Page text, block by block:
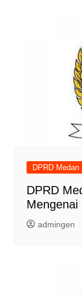
DPRD Medan
DPRD
Mengenai
admingen